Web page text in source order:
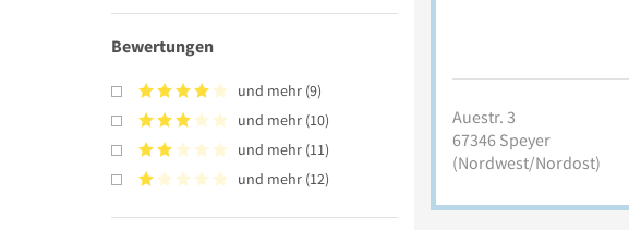
Bewertungen
und mehr (9)
und mehr (10)
und mehr (11)
und mehr (12)
Auestr. 3
67346 Speyer
(Nordwest/Nordost)